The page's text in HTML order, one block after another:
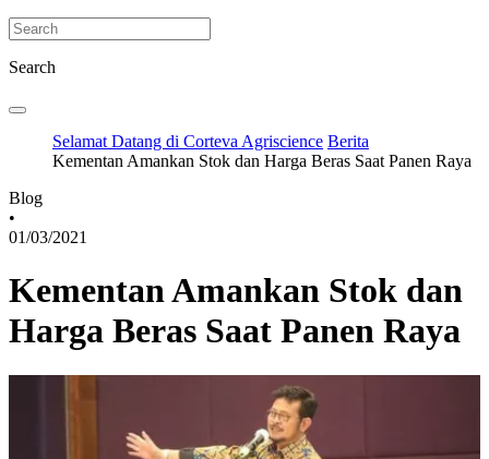
Search
Selamat Datang di Corteva Agriscience Berita
Kementan Amankan Stok dan Harga Beras Saat Panen Raya
Blog
•
01/03/2021
Kementan Amankan Stok dan
Harga Beras Saat Panen Raya